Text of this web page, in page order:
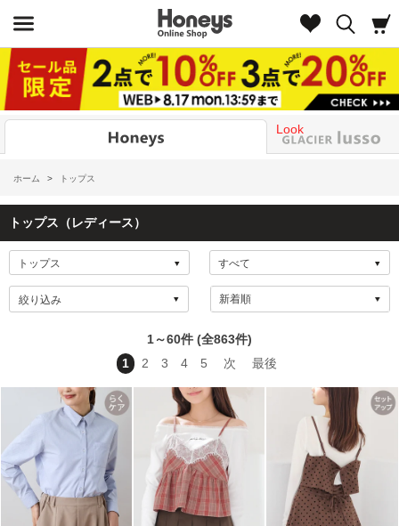
Look
ホーム > トップス
トップス（レディース）
絞り込み
1～60件 (全863件)
1
2 3 4 5 次 最後